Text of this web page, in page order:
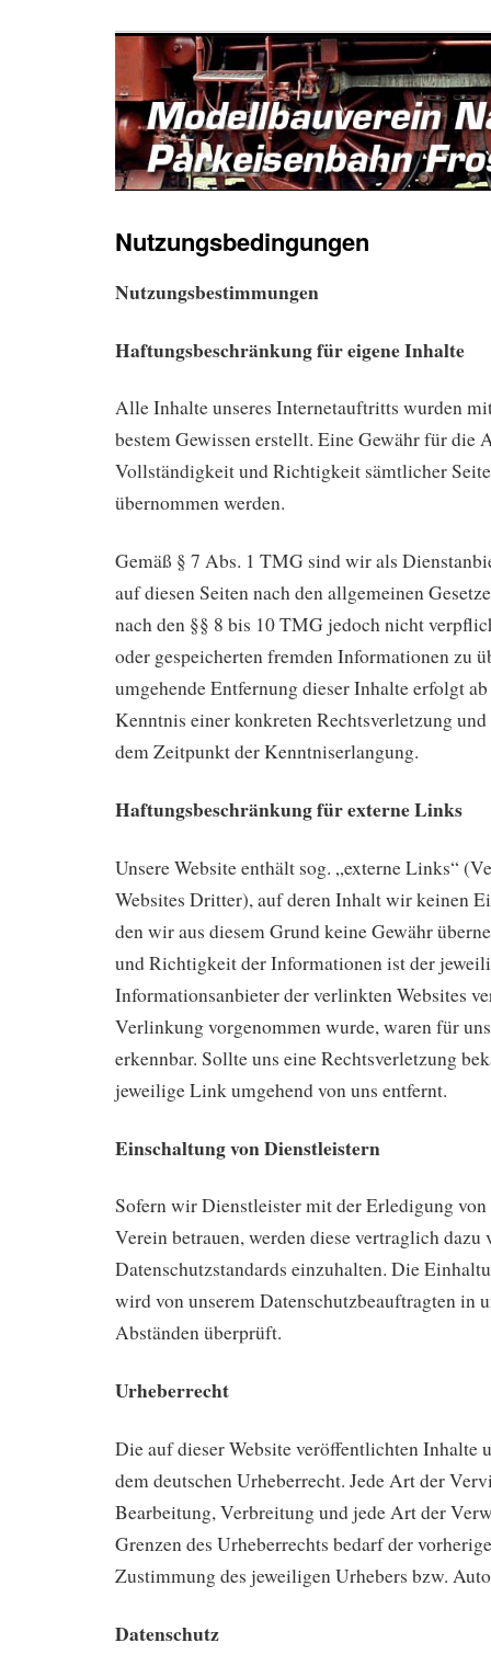
Nutzungsbedingungen
Nutzungsbestimmungen
Haftungsbeschränkung für eigene Inhalte
Alle Inhalte unseres Internetauftritts wurden
bestem Gewissen erstellt. Eine Gewähr für die
Vollständigkeit und Richtigkeit sämtlicher
übernommen werden.
Gemäß § 7 Abs. 1 TMG sind wir als
auf diesen Seiten nach den allgemeinen
nach den §§ 8 bis 10 TMG jedoch nicht
oder gespeicherten fremden Informationen zu
umgehende Entfernung dieser Inhalte erfolgt
Kenntnis einer konkreten Rechtsverletzung
dem Zeitpunkt der Kenntniserlangung.
Haftungsbeschränkung für externe Links
Unsere Website enthält sog. „externe Links“
Websites Dritter), auf deren Inhalt wir keinen
den wir aus diesem Grund keine Gewähr
und Richtigkeit der Informationen ist der
Informationsanbieter der verlinkten Websites
Verlinkung vorgenommen wurde, waren für
erkennbar. Sollte uns eine Rechtsverletzung
jeweilige Link umgehend von uns entfernt.
Einschaltung von Dienstleistern
Sofern wir Dienstleister mit der Erledigung
Verein betrauen, werden diese vertraglich dazu
Datenschutzstandards einzuhalten. Die
wird von unserem Datenschutzbeauftragten in
Abständen überprüft.
Urheberrecht
Die auf dieser Website veröffentlichten Inhalte
dem deutschen Urheberrecht. Jede Art der
Bearbeitung, Verbreitung und jede Art der
Grenzen des Urheberrechts bedarf der
Zustimmung des jeweiligen Urhebers bzw.
Datenschutz